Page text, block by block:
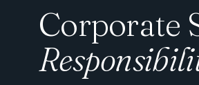
Corporate